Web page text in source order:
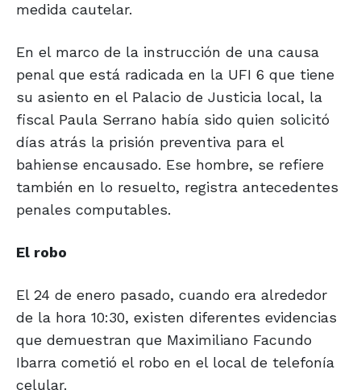
medida cautelar.
En el marco de la instrucción de una causa
penal que está radicada en la UFI 6 que tiene
su asiento en el Palacio de Justicia local, la
fiscal Paula Serrano había sido quien solicitó
días atrás la prisión preventiva para el
bahiense encausado. Ese hombre, se refiere
también en lo resuelto, registra antecedentes
penales computables.
El robo
El 24 de enero pasado, cuando era alrededor
de la hora 10:30, existen diferentes evidencias
que demuestran que Maximiliano Facundo
Ibarra cometió el robo en el local de telefonía
celular.